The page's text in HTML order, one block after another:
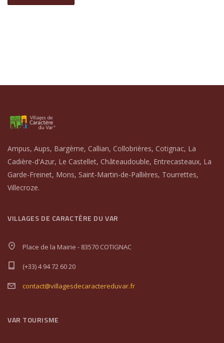
Ampus, Aups, Bargème, Callian, Collobrières, Cotignac, La
Cadière-d'Azur, Le Castellet, Châteaudouble, Entrecasteaux, La
Garde-Freinet, Mons, Saint-Martin-de-Pallières, Tourrettes,
Villecroze.
VILLAGES DE CARACTÈRE DU VAR
Place de la Mairie - 83570 COTIGNAC
(+33) 4 94 72 60 20
contact@villagesdecaractereduvar.fr
VAR TOURISME